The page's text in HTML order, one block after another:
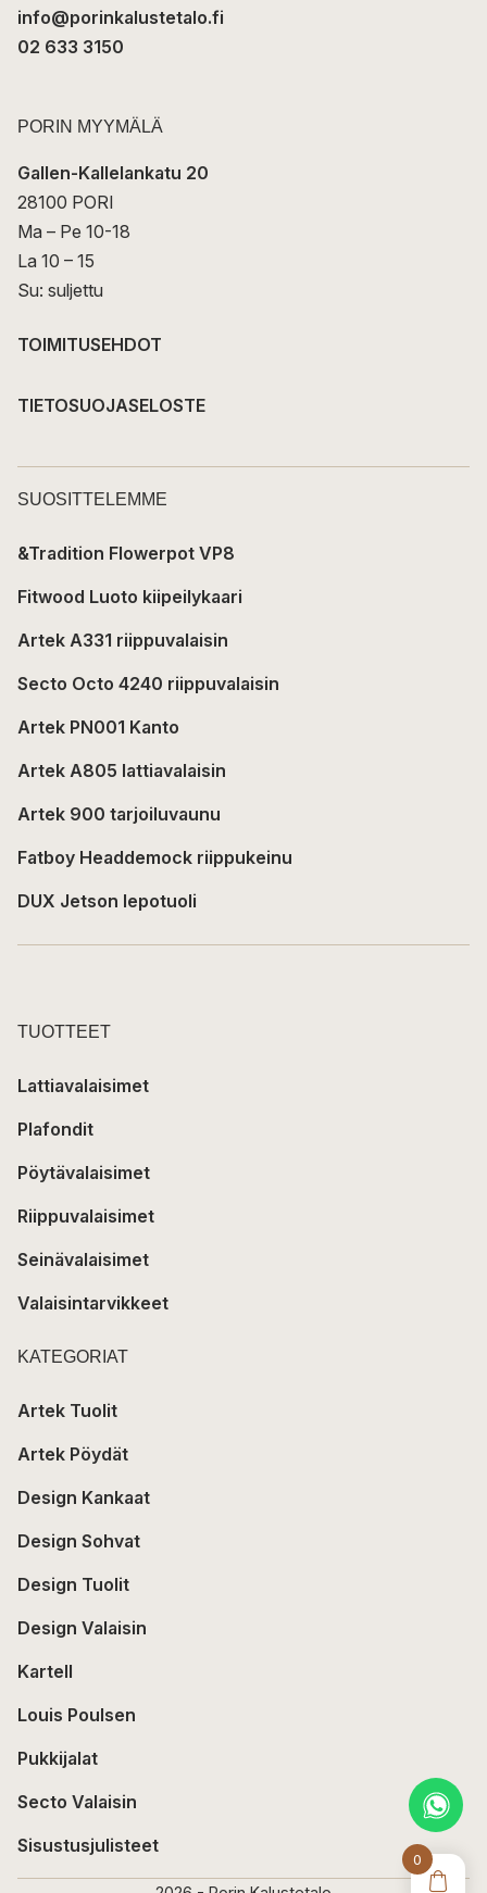
0
info@porinkalustetalo.fi
02 633 3150
PORIN MYYMÄLÄ
Gallen-Kallelankatu 20
28100 PORI
Ma – Pe 10-18
La 10 – 15
Su: suljettu
TOIMITUSEHDOT
TIETOSUOJASELOSTE
SUOSITTELEMME
&Tradition Flowerpot VP8
Fitwood Luoto kiipeilykaari
Artek A331 riippuvalaisin
Secto Octo 4240 riippuvalaisin
Artek PN001 Kanto
Artek A805 lattiavalaisin
Artek 900 tarjoiluvaunu
Fatboy Headdemock riippukeinu
DUX Jetson lepotuoli
TUOTTEET
Lattiavalaisimet
Plafondit
Pöytävalaisimet
Riippuvalaisimet
Seinävalaisimet
Valaisintarvikkeet
KATEGORIAT
Artek Tuolit
Artek Pöydät
Design Kankaat
Design Sohvat
Design Tuolit
Design Valaisin
Kartell
Louis Poulsen
Pukkijalat
Secto Valaisin
Sisustusjulisteet